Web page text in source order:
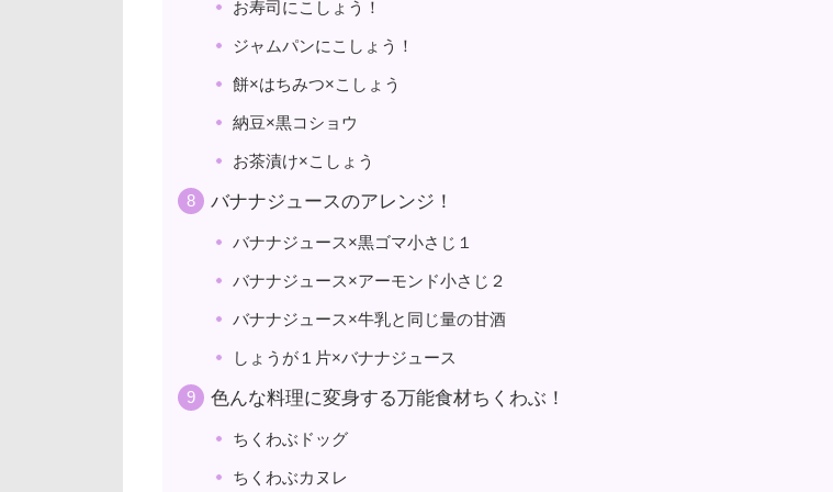
お寿司にこしょう！
ジャムパンにこしょう！
餅×はちみつ×こしょう
納豆×黒コショウ
お茶漬け×こしょう
バナナジュースのアレンジ！
バナナジュース×黒ゴマ小さじ１
バナナジュース×アーモンド小さじ２
バナナジュース×牛乳と同じ量の甘酒
しょうが１片×バナナジュース
色んな料理に変身する万能食材ちくわぶ！
ちくわぶドッグ
ちくわぶカヌレ